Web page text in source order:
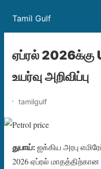
Tamil Gulf
ஏப்ரல் 2026க்கு
உயர்வு அறிவிப்பு
tamilgulf
துபாய்: ஐக்கிய அரபு
2026 ஏப்ரல்